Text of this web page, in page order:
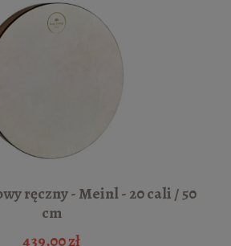
ręczny - Meinl - 20 cali / 50
cm
439,00 zł